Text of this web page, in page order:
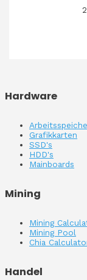
Hardware
Grafikkarten
SSD's
HDD's
Mainboards
Mining
Mining
Mining Pool
Chia
Handel